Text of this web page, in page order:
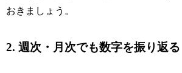
おきましょう。
2. 週次・月次でも数字を振り返る